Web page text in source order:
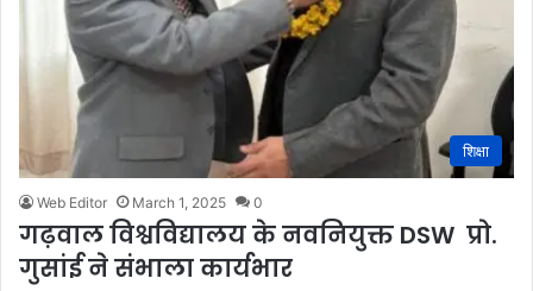
शिक्षा
Web Editor March 1, 2025 0
गढ़वाल विश्वविद्यालय के नवनियुक्त DSW प्रो.
गुसांई ने संभाला कार्यभार